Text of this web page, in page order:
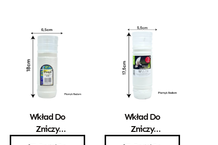
Wkład Do
Zniczy
Wkład Do
Zniczy